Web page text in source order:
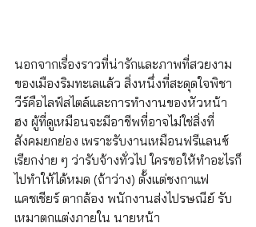
นอกจากเรื่องราวที่น่ารักและภาพที่สวยงาม
ของเมืองริมทะเลแล้ว สิ่งหนึ่งที่สะดุดใจพิชา
วีร์คือไลฟ์สไตล์และการทำงานของหัวหน้า
ฮง ผู้ที่ดูเหมือนจะมีอาชีพที่อาจไม่ใช่สิ่งที่
สังคมยกย่อง เพราะรับงานเหมือนฟรีแลนซ์
เรียกง่าย ๆ ว่ารับจ้างทั่วไป ใครขอให้ทำอะไรก็
ไปทำให้ได้หมด (ถ้าว่าง) ตั้งแต่ชงกาแฟ
แคชเชียร์ ตากล้อง พนักงานส่งไปรษณีย์ รับ
เหมาตกแต่งภายใน นายหน้า